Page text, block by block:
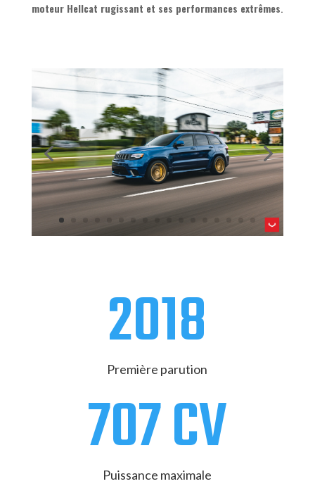
moteur Hellcat rugissant et ses performances extrêmes.
2018
Première parution
707 CV
Puissance maximale